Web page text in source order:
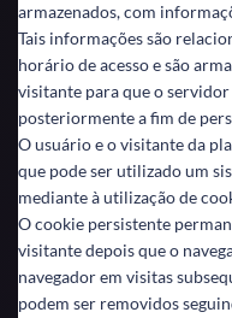
armazenados, com
Tais informações são
horário de acesso e são
visitante para que o
posteriormente a fim de
O usuário e o visitante da
que pode ser utilizado um
mediante à utilização de
O cookie persistente
visitante depois que o
navegador em visitas
podem ser removidos